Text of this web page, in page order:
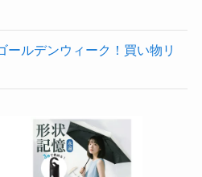
ールデンウィーク！買い物リ